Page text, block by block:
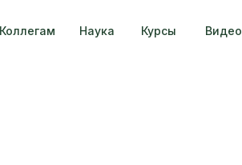
Коллегам Наука Курсы Видео